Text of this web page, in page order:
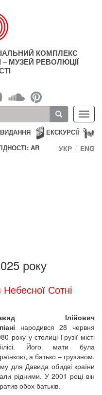
КОМПЛЕКС
– МУЗЕЙ РЕВОЛЮЦІЇ
ЕКСКУРСІЇ
ВИДАННЯ
AR
УКР ENG
року
Сотні
Ілійович
народився 28 червня
року у столиці Грузії місті
Його мати була
а батько – грузином,
для Давида обидві країни
рідними. У 2001 році він
обох батьків.